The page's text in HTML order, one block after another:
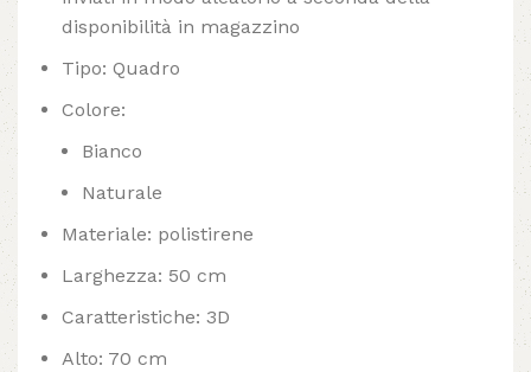
disponibilità in magazzino
Tipo: Quadro
Colore:
Bianco
Naturale
Materiale: polistirene
Larghezza: 50 cm
Caratteristiche: 3D
Alto: 70 cm